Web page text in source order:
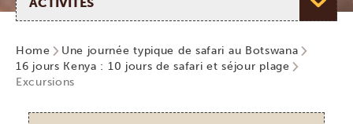
Home
Une journée typique de safari au Botswana
16 jours Kenya : 10 jours de safari et séjour plage
Excursions